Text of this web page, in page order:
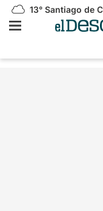
13° Santiago de